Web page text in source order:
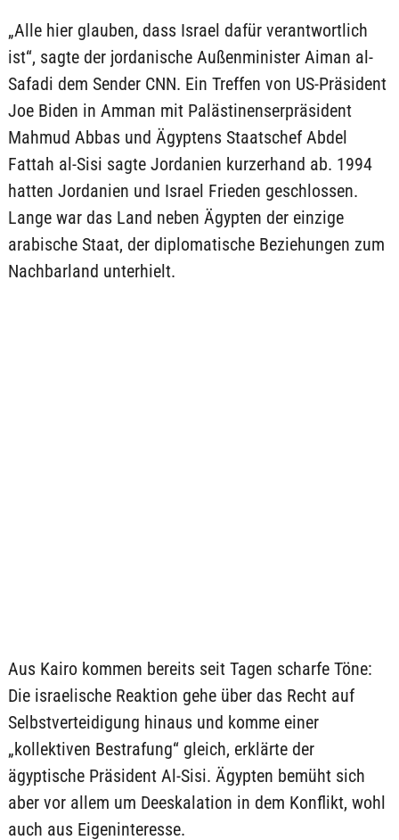
„Alle hier glauben, dass Israel dafür verantwortlich
ist“, sagte der jordanische Außenminister Aiman al-
Safadi dem Sender CNN. Ein Treffen von US-Präsident
Joe Biden in Amman mit Palästinenserpräsident
Mahmud Abbas und Ägyptens Staatschef Abdel
Fattah al-Sisi sagte Jordanien kurzerhand ab. 1994
hatten Jordanien und Israel Frieden geschlossen.
Lange war das Land neben Ägypten der einzige
arabische Staat, der diplomatische Beziehungen zum
Nachbarland unterhielt.
Aus Kairo kommen bereits seit Tagen scharfe Töne:
Die israelische Reaktion gehe über das Recht auf
Selbstverteidigung hinaus und komme einer
„kollektiven Bestrafung“ gleich, erklärte der
ägyptische Präsident Al-Sisi. Ägypten bemüht sich
aber vor allem um Deeskalation in dem Konflikt, wohl
auch aus Eigeninteresse.